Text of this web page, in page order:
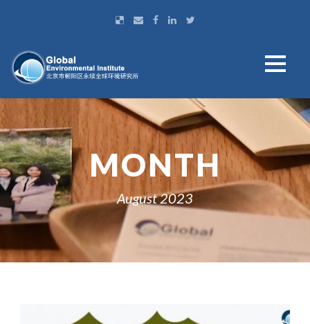
MONTH
August 2023